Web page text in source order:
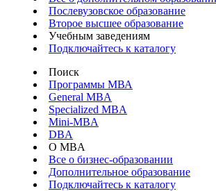
Послевузовское образование
Второе высшее образование
Учебным заведениям
Подключайтесь к каталогу
Поиск
Программы МВА
General MBA
Specialized MBA
Mini-MBA
DBA
О MBA
Все о бизнес-образовании
Дополнительное образование
Подключайтесь к каталогу